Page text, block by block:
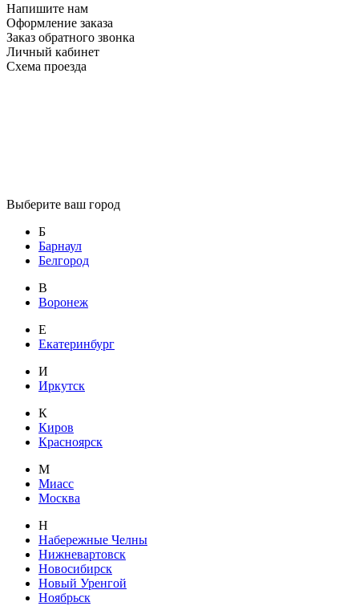
Напишите нам
Оформление заказа
Заказ обратного звонка
Личный кабинет
Схема проезда
Выберите ваш город
Б
Барнаул
Белгород
В
Воронеж
Е
Екатеринбург
И
Иркутск
К
Киров
Красноярск
М
Миасс
Москва
Н
Набережные Челны
Нижневартовск
Новосибирск
Новый Уренгой
Ноябрьск